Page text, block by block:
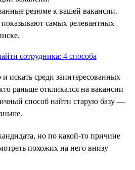
резюме к вашей вакансии.
самых релевантных
искать среди заинтересованных
раньше откликался на вакансии
способ найти старую базу —
но по какой-то причине
похожих на него внизу